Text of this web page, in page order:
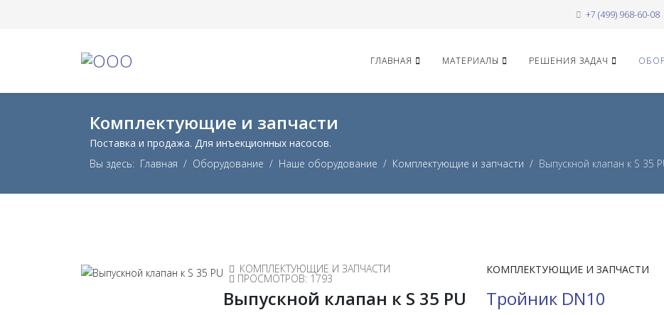
+7 (499) 968-60-08
ГЛАВНАЯ МАТЕРИАЛЫ РЕШЕНИЯ ЗАДАЧ
Комплектующие и запчасти
Поставка и продажа. Для инъекционных насосов.
Вы здесь: Главная Оборудование Наше оборудование Комплектующие и запчасти Выпускной клапан к S 35
КОМПЛЕКТУЮЩИЕ И ЗАПЧАСТИ
ПРОСМОТРОВ: 1793
Выпускной клапан к S 35 PU
КОМПЛЕКТУЮЩИЕ И ЗАПЧАСТИ
Тройник DN10